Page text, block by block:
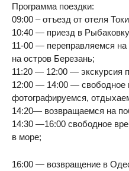
Программа поездки:
09:00 – отъезд от отеля
10:40 — приезд в
11-00 — переправляемся на
на остров Березань;
11:20 — 12:00 — экскурсия
12:00 — 14:00 — свободное
фотографируемся,
14:20— возвращаемся на
14:30 —16:00 свободное
в море;
16:00 — возвращение в